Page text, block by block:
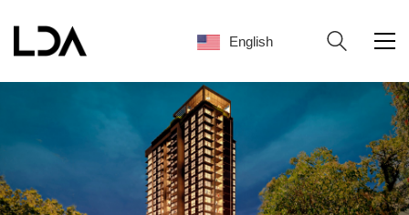
English